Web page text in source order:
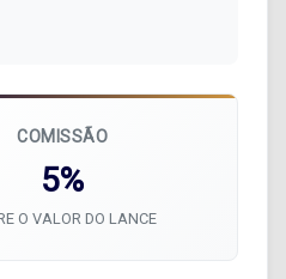
COMISSÃO
5%
O VALOR DO LANCE